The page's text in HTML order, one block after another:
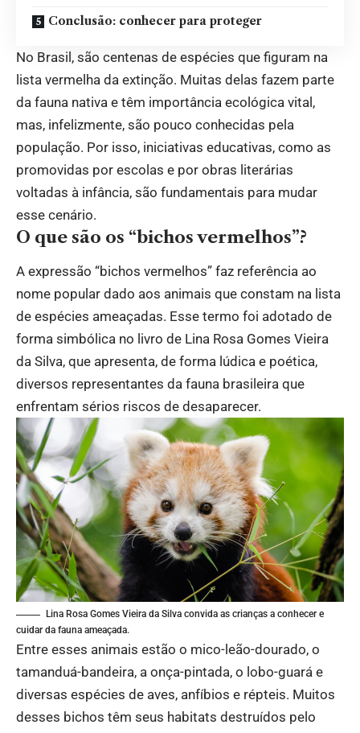
Conclusão: conhecer para proteger
No Brasil, são centenas de espécies que figuram na
lista vermelha da extinção. Muitas delas fazem parte
da fauna nativa e têm importância ecológica vital,
mas, infelizmente, são pouco conhecidas pela
população. Por isso, iniciativas educativas, como as
promovidas por escolas e por obras literárias
voltadas à infância, são fundamentais para mudar
esse cenário.
O que são os “bichos vermelhos”?
A expressão “bichos vermelhos” faz referência ao
nome popular dado aos animais que constam na lista
de espécies ameaçadas. Esse termo foi adotado de
forma simbólica no livro de Lina Rosa Gomes Vieira
da Silva, que apresenta, de forma lúdica e poética,
diversos representantes da fauna brasileira que
enfrentam sérios riscos de desaparecer.
Lina Rosa Gomes Vieira da Silva convida as crianças a conhecer e
cuidar da fauna ameaçada.
Entre esses animais estão o mico-leão-dourado, o
tamanduá-bandeira, a onça-pintada, o lobo-guará e
diversas espécies de aves, anfíbios e répteis. Muitos
desses bichos têm seus habitats destruídos pelo